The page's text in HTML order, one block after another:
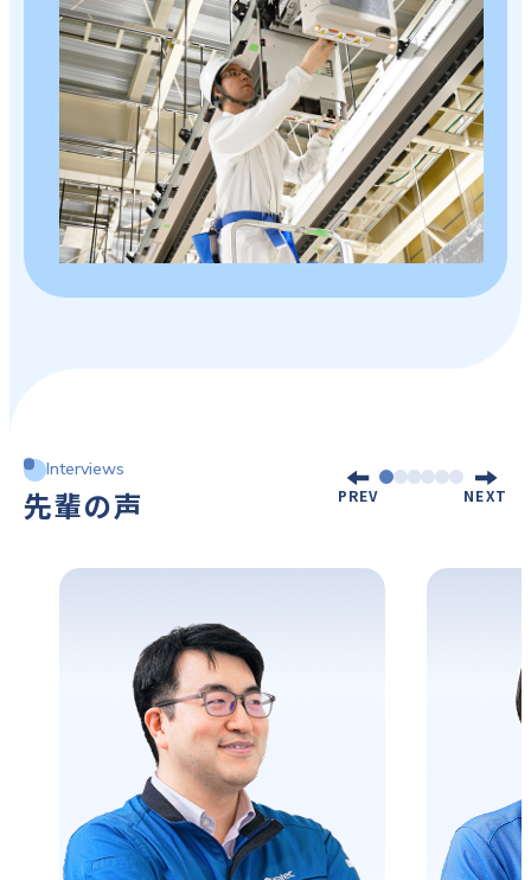
Interviews
先輩の声 PREV NEXT